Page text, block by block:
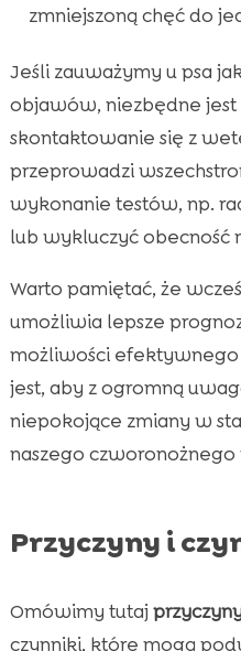
zmniejszoną chęć do
Jeśli zauważymy u psa
objawów, niezbędne jest
skontaktowanie się z
przeprowadzi
wykonanie testów, np.
lub wykluczyć obecność
Warto pamiętać, że
umożliwia lepsze
możliwości
jest, aby z ogromną
niepokojące zmiany w
naszego czworonożnego
Przyczyny i
Omówimy tutaj
czynniki, które mogą